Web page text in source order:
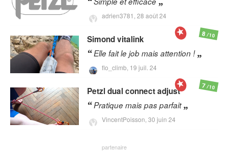
adrien3781, 28 août 24
Simondvitalink
Elle fait le job mais attention !
flo_climb, 19 juil. 24
8/10
Petzldual connect adjust
Pratique mais pas parfait
VincentPoisson, 30 juin 24
7/10